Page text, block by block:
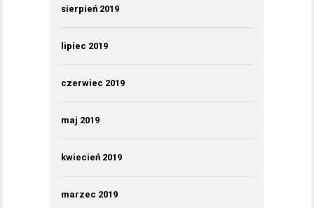
sierpień 2019
lipiec 2019
czerwiec 2019
maj 2019
kwiecień 2019
marzec 2019